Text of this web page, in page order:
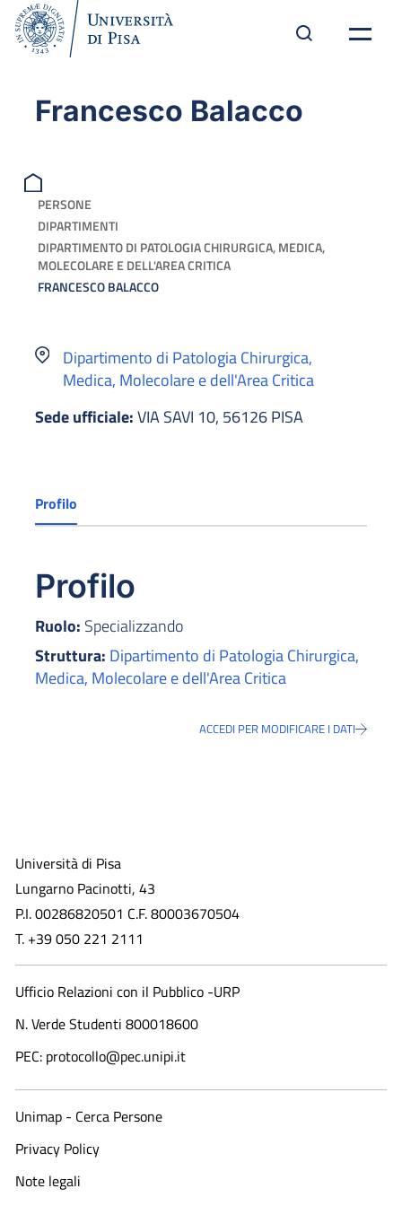
Francesco Balacco
PERSONE
DIPARTIMENTI
DIPARTIMENTO DI PATOLOGIA CHIRURGICA, MEDICA,
MOLECOLARE E DELL'AREA CRITICA
FRANCESCO BALACCO
Dipartimento di Patologia Chirurgica,
Medica, Molecolare e dell'Area Critica
Sede ufficiale:VIA SAVI 10, 56126 PISA
Profilo
Profilo
Ruolo: Specializzando
Struttura: Dipartimento di Patologia Chirurgica,
Medica, Molecolare e dell'Area Critica
ACCEDI PER MODIFICARE I DATI
Università di Pisa
Lungarno Pacinotti, 43
P.I. 00286820501 C.F. 80003670504
T. +39 050 221 2111
Ufficio Relazioni con il Pubblico -URP
N. Verde Studenti 800018600​
PEC: protocollo@pec.unipi.it
Unimap - Cerca Persone
Privacy Policy
Note legali